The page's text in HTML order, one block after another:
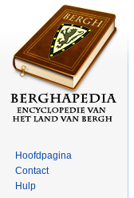
Hoofdpagina
Contact
Hulp